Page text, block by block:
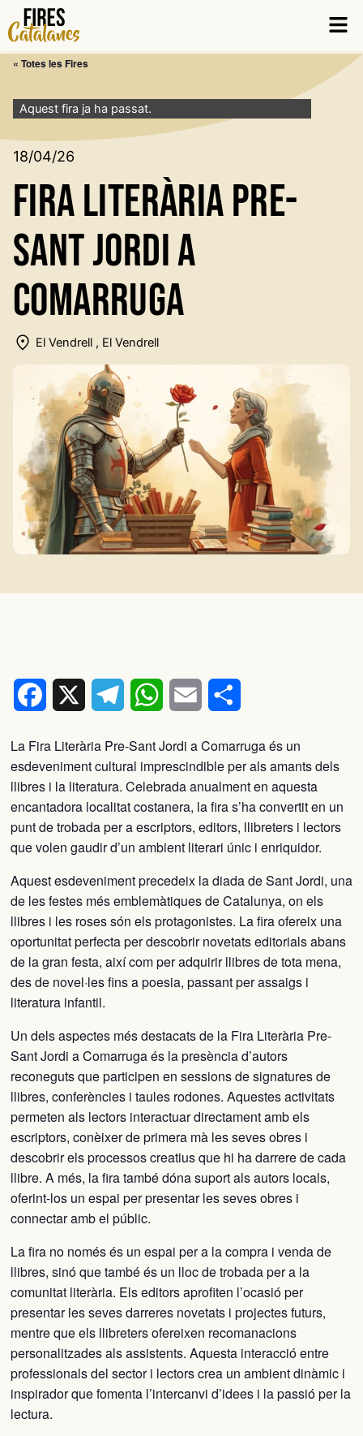
« Totes les Fires
Aquest fira ja ha passat.
18/04/26
Fira Literària Pre-
Sant Jordi a
Comarruga
El Vendrell , El Vendrell
Facebook TelegramWhatsApp
Email
La Fira Literària Pre-Sant Jordi a Comarruga és un
esdeveniment cultural imprescindible per als amants dels
llibres i la literatura. Celebrada anualment en aquesta
encantadora localitat costanera, la fira s’ha convertit en un
punt de trobada per a escriptors, editors, llibreters i lectors
que volen gaudir d’un ambient literari únic i enriquidor.
Aquest esdeveniment precedeix la diada de Sant Jordi, una
de les festes més emblemàtiques de Catalunya, on els
llibres i les roses són els protagonistes. La fira ofereix una
oportunitat perfecta per descobrir novetats editorials abans
de la gran festa, així com per adquirir llibres de tota mena,
des de novel·les fins a poesia, passant per assaigs i
literatura infantil.
Un dels aspectes més destacats de la Fira Literària Pre-
Sant Jordi a Comarruga és la presència d’autors
reconeguts que participen en sessions de signatures de
llibres, conferències i taules rodones. Aquestes activitats
permeten als lectors interactuar directament amb els
escriptors, conèixer de primera mà les seves obres i
descobrir els processos creatius que hi ha darrere de cada
llibre. A més, la fira també dóna suport als autors locals,
oferint-los un espai per presentar les seves obres i
connectar amb el públic.
La fira no només és un espai per a la compra i venda de
llibres, sinó que també és un lloc de trobada per a la
comunitat literària. Els editors aprofiten l’ocasió per
presentar les seves darreres novetats i projectes futurs,
mentre que els llibreters ofereixen recomanacions
personalitzades als assistents. Aquesta interacció entre
professionals del sector i lectors crea un ambient dinàmic i
inspirador que fomenta l’intercanvi d’idees i la passió per la
lectura.